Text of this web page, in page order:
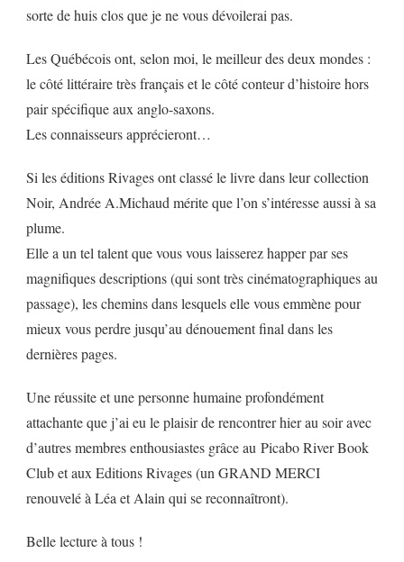
sorte de huis clos que je ne vous dévoilerai pas.
Les Québécois ont, selon moi, le meilleur des deux mondes :
le côté littéraire très français et le côté conteur d’histoire hors
pair spécifique aux anglo-saxons.
Les connaisseurs apprécieront…
Si les éditions Rivages ont classé le livre dans leur collection
Noir, Andrée A.Michaud mérite que l’on s’intéresse aussi à sa
plume.
Elle a un tel talent que vous vous laisserez happer par ses
magnifiques descriptions (qui sont très cinématographiques au
passage), les chemins dans lesquels elle vous emmène pour
mieux vous perdre jusqu’au dénouement final dans les
dernières pages.
Une réussite et une personne humaine profondément
attachante que j’ai eu le plaisir de rencontrer hier au soir avec
d’autres membres enthousiastes grâce au Picabo River Book
Club et aux Editions Rivages (un GRAND MERCI
renouvelé à Léa et Alain qui se reconnaîtront).
Belle lecture à tous !